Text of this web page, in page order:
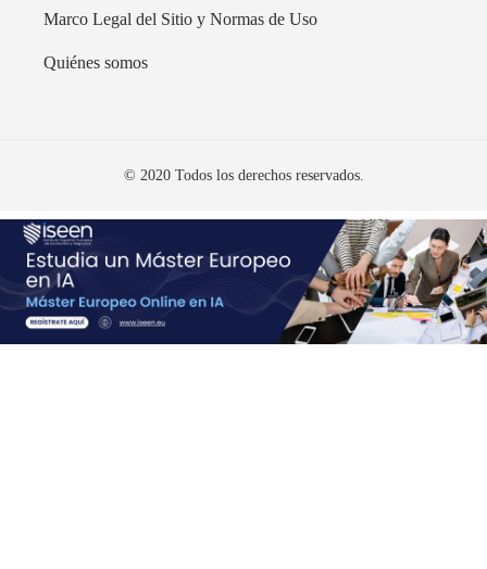
Marco Legal del Sitio y Normas de Uso
Quiénes somos
© 2020 Todos los derechos reservados.